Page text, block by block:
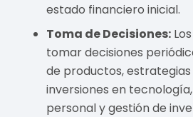
estado financiero inicial.
Toma de Decisiones:
tomar decisiones
de productos,
inversiones en
personal y gestión de